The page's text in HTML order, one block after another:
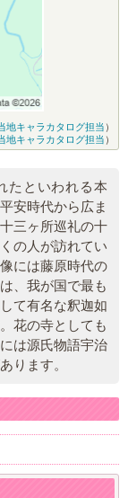
地キャラカタログ担当 ）
地キャラカタログ担当 ）
たといわれる本
安時代から広ま
三ヶ所巡礼の十
の人が訪れてい
には藤原時代の
、我が国で最も
て有名な釈迦如
花の寺としても
は源氏物語宇治
ります。